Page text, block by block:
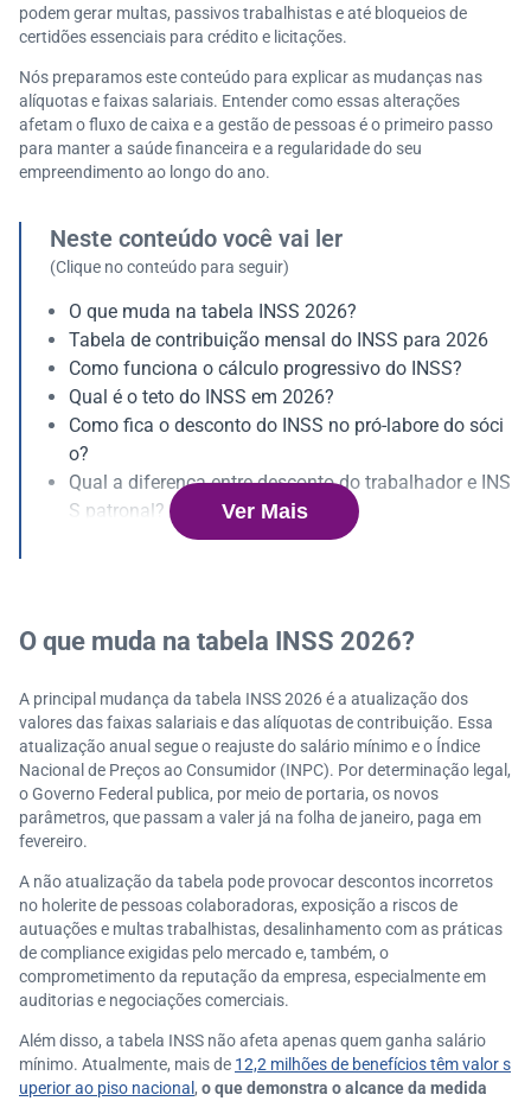
podem gerar multas, passivos trabalhistas e até bloqueios de
certidões essenciais para crédito e licitações.
Nós preparamos este conteúdo para explicar as mudanças nas
alíquotas e faixas salariais. Entender como essas alterações
afetam o fluxo de caixa e a gestão de pessoas é o primeiro passo
para manter a saúde financeira e a regularidade do seu
empreendimento ao longo do ano.
Neste conteúdo você vai ler
(Clique no conteúdo para seguir)
O que muda na tabela INSS 2026?
Tabela de contribuição mensal do INSS para 2026
Como funciona o cálculo progressivo do INSS?
Qual é o teto do INSS em 2026?
Como fica o desconto do INSS no pró-labore do sóci
o?
Qual a diferença entre desconto do trabalhador e INS
S patronal?
O salário família mudou em 2026?
Por que manter a empresa em conformidade fiscal?
Ver Mais
O que muda na tabela INSS 2026?
A principal mudança da tabela INSS 2026 é a atualização dos
valores das faixas salariais e das alíquotas de contribuição. Essa
atualização anual segue o reajuste do salário mínimo e o Índice
Nacional de Preços ao Consumidor (INPC). Por determinação legal,
o Governo Federal publica, por meio de portaria, os novos
parâmetros, que passam a valer já na folha de janeiro, paga em
fevereiro.
A não atualização da tabela pode provocar descontos incorretos
no holerite de pessoas colaboradoras, exposição a riscos de
autuações e multas trabalhistas, desalinhamento com as práticas
de compliance exigidas pelo mercado e, também, o
comprometimento da reputação da empresa, especialmente em
auditorias e negociações comerciais.
Além disso, a tabela INSS não afeta apenas quem ganha salário
mínimo. Atualmente, mais de 12,2 milhões de benefícios têm valor s
uperior ao piso nacional , o que demonstra o alcance da medida